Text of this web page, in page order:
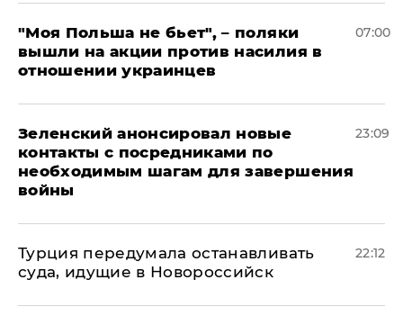
"Моя Польша не бьет", – поляки
вышли на акции против насилия в
отношении украинцев
07:00
Зеленский анонсировал новые
контакты с посредниками по
необходимым шагам для завершения
войны
23:09
Турция передумала останавливать
суда, идущие в Новороссийск
22:12